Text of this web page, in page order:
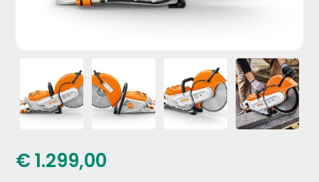
€1.299,00